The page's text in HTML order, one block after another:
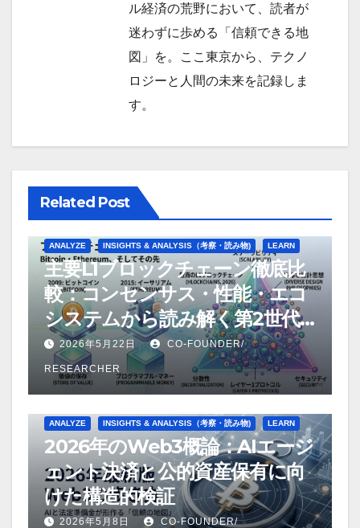
ル経済の荒野において、読者が
迷わずに歩める「信頼できる地
図」を。ここ東京から、テクノ
ロジーと人間の未来を記録しま
す。
Related Post
ANALYZE INSIGHTS & ANALYSIS（考察・読み物) LEARN
主要L1ブロックチェーン徹底比
較：コンセンサス・性能・エコ
システムから読み解く第2世代
以降のL1の構造的差異【2026年
版】
2026年5月22日 CO-FOUNDER/
RESEARCHER
ANALYZE INSIGHTS & ANALYSIS（考察・読み物) LEARN
2026年のWeb3概論：AIエージ
ェント決済と公的資産保有に向
けた構造的検証
2026年5月8日 CO-FOUNDER/